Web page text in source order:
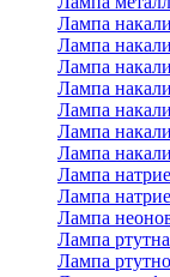
Лампа
Лампа
Лампа
Лампа
Лампа
Лампа
Лампа
Лампа
Лампа
Лампа
Лампа
Лампа